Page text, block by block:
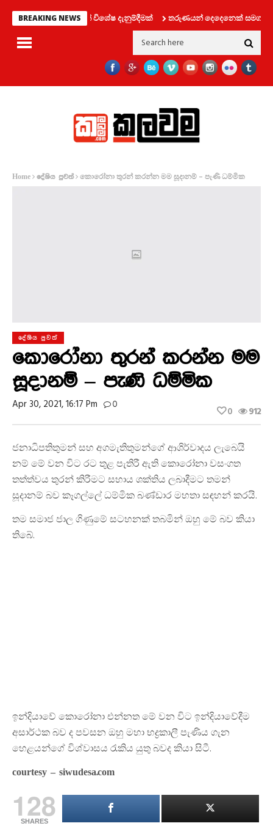
BREAKING NEWS
දෙපාර්තමේන්තුවෙන් විශේෂ දැනුම්දීමක් තරුණයන් දෙදෙනෙක් සමග ලිෆ්ට්
Home දේශිය පුවත් කොරෝනා තුරන් කරන්න මම සූදානම් – පැණි ධම්මික
දේශිය පුවත්
කොරෝනා තුරන් කරන්න මම
සූදානම් – පැණි ධම්මික
Apr 30, 2021, 16:17 Pm 0 912
0
ජනාධිපතිතුමන් සහ අගමැතිතුමන්ගේ ආශිර්වාදය ලැබෙයි
නම් මේ වන විට රට තුළ පැතිරී ඇති කොරෝනා වසංගත
තත්ත්වය තුරන් කිරීමට සහාය ශක්තිය ලබාදීමට තමන්
සූදානම් බව කෑගල්ලේ ධම්මික බණ්ඩාර මහතා සඳහන් කරයි.
තම සමාජ ජාල ගිණුමේ සටහනක් තබමින් ඔහු මේ බව කියා
තිබේ.
ඉන්දියාවේ කොරෝනා එන්නත මේ වන විට ඉන්දියාවේදීම
අසාර්ථක බව ද පවසන ඔහු මහා භද්‍රකාලී පැණිය ගැන
හෙළයන්ගේ විශ්වාසය රැකිය යුතු බවද කියා සිටී.
courtesy – siwudesa.com
128
SHARES